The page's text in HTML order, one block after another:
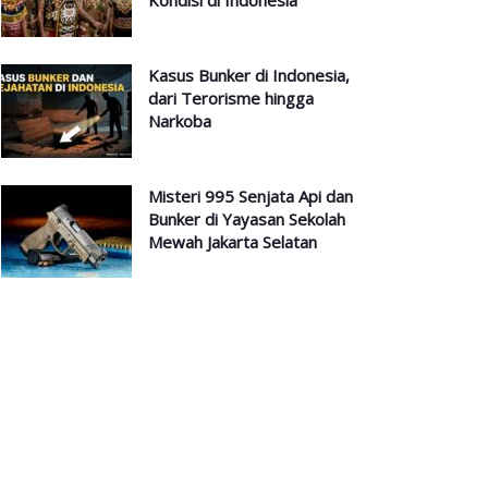
Kasus Bunker di Indonesia,
dari Terorisme hingga
Narkoba
Misteri 995 Senjata Api dan
Bunker di Yayasan Sekolah
Mewah Jakarta Selatan